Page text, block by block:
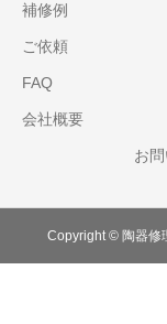
補修例
ご依頼
FAQ
会社概要
お
Copyright © 陶器修